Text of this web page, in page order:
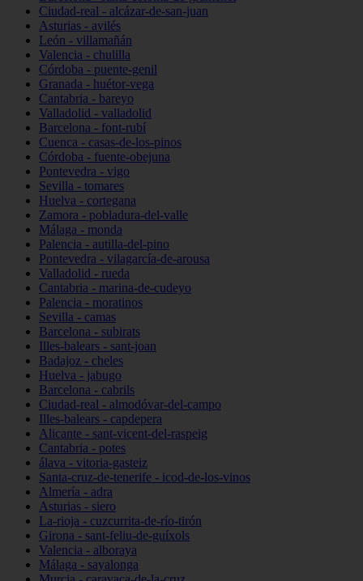
Ciudad-real - alcázar-de-san-juan
Asturias - avilés
León - villamañán
Valencia - chulilla
Córdoba - puente-genil
Granada - huétor-vega
Cantabria - bareyo
Valladolid - valladolid
Barcelona - font-rubí
Cuenca - casas-de-los-pinos
Córdoba - fuente-obejuna
Pontevedra - vigo
Sevilla - tomares
Huelva - cortegana
Zamora - pobladura-del-valle
Málaga - monda
Palencia - autilla-del-pino
Pontevedra - vilagarcía-de-arousa
Valladolid - rueda
Cantabria - marina-de-cudeyo
Palencia - moratinos
Sevilla - camas
Barcelona - subirats
Illes-balears - sant-joan
Badajoz - cheles
Huelva - jabugo
Barcelona - cabrils
Ciudad-real - almodóvar-del-campo
Illes-balears - capdepera
Alicante - sant-vicent-del-raspeig
Cantabria - potes
álava - vitoria-gasteiz
Santa-cruz-de-tenerife - icod-de-los-vinos
Almería - adra
Asturias - siero
La-rioja - cuzcurrita-de-río-tirón
Girona - sant-feliu-de-guíxols
Valencia - alboraya
Málaga - sayalonga